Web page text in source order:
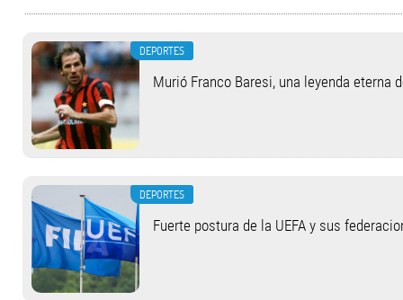
DEPORTES
Murió Franco Baresi, una leyenda eterna
DEPORTES
Fuerte postura de la UEFA y sus